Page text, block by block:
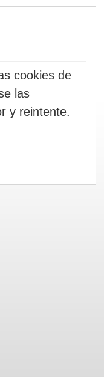
cookies de
las
y reintente.